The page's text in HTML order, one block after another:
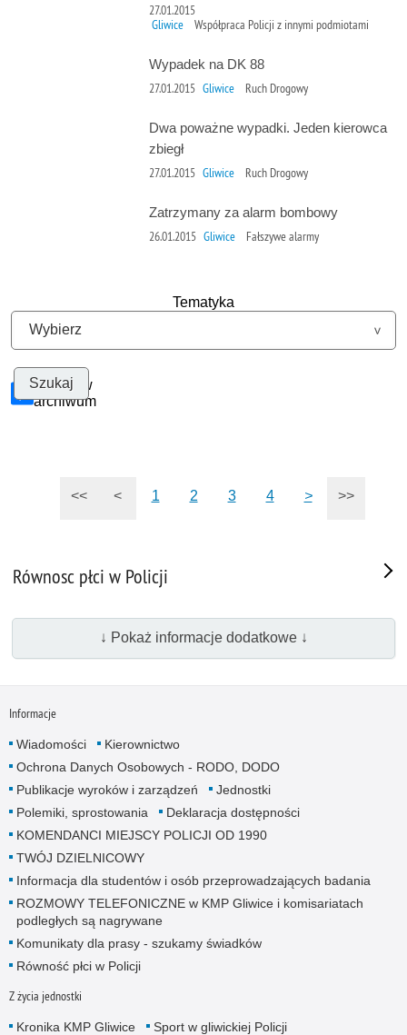
27.01.2015
Gliwice Współpraca Policji z innymi podmiotami
Wypadek na DK 88
27.01.2015 Gliwice Ruch Drogowy
Dwa poważne wypadki. Jeden kierowca
zbiegł
27.01.2015 Gliwice Ruch Drogowy
Zatrzymany za alarm bombowy
26.01.2015 Gliwice Fałszywe alarmy
Tematyka
Szukaj w
archiwum
<< < 1 2 3 4 > >>
Równosc płci w Policji
↓ Pokaż informacje dodatkowe ↓
Informacje
Wiadomości
Kierownictwo
Ochrona Danych Osobowych - RODO, DODO
Publikacje wyroków i zarządzeń
Jednostki
Polemiki, sprostowania
Deklaracja dostępności
KOMENDANCI MIEJSCY POLICJI OD 1990
TWÓJ DZIELNICOWY
Informacja dla studentów i osób przeprowadzających badania
ROZMOWY TELEFONICZNE w KMP Gliwice i komisariatach
podległych są nagrywane
Komunikaty dla prasy - szukamy świadków
Równość płci w Policji
Z życia jednostki
Kronika KMP Gliwice
Sport w gliwickiej Policji